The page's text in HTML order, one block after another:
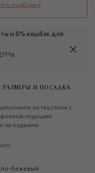
подборку
и 8% кешбэк для
РАЗМЕРЫ И ПОСАДКА
из текстиля с
подошве
на подъеме.
бежевый